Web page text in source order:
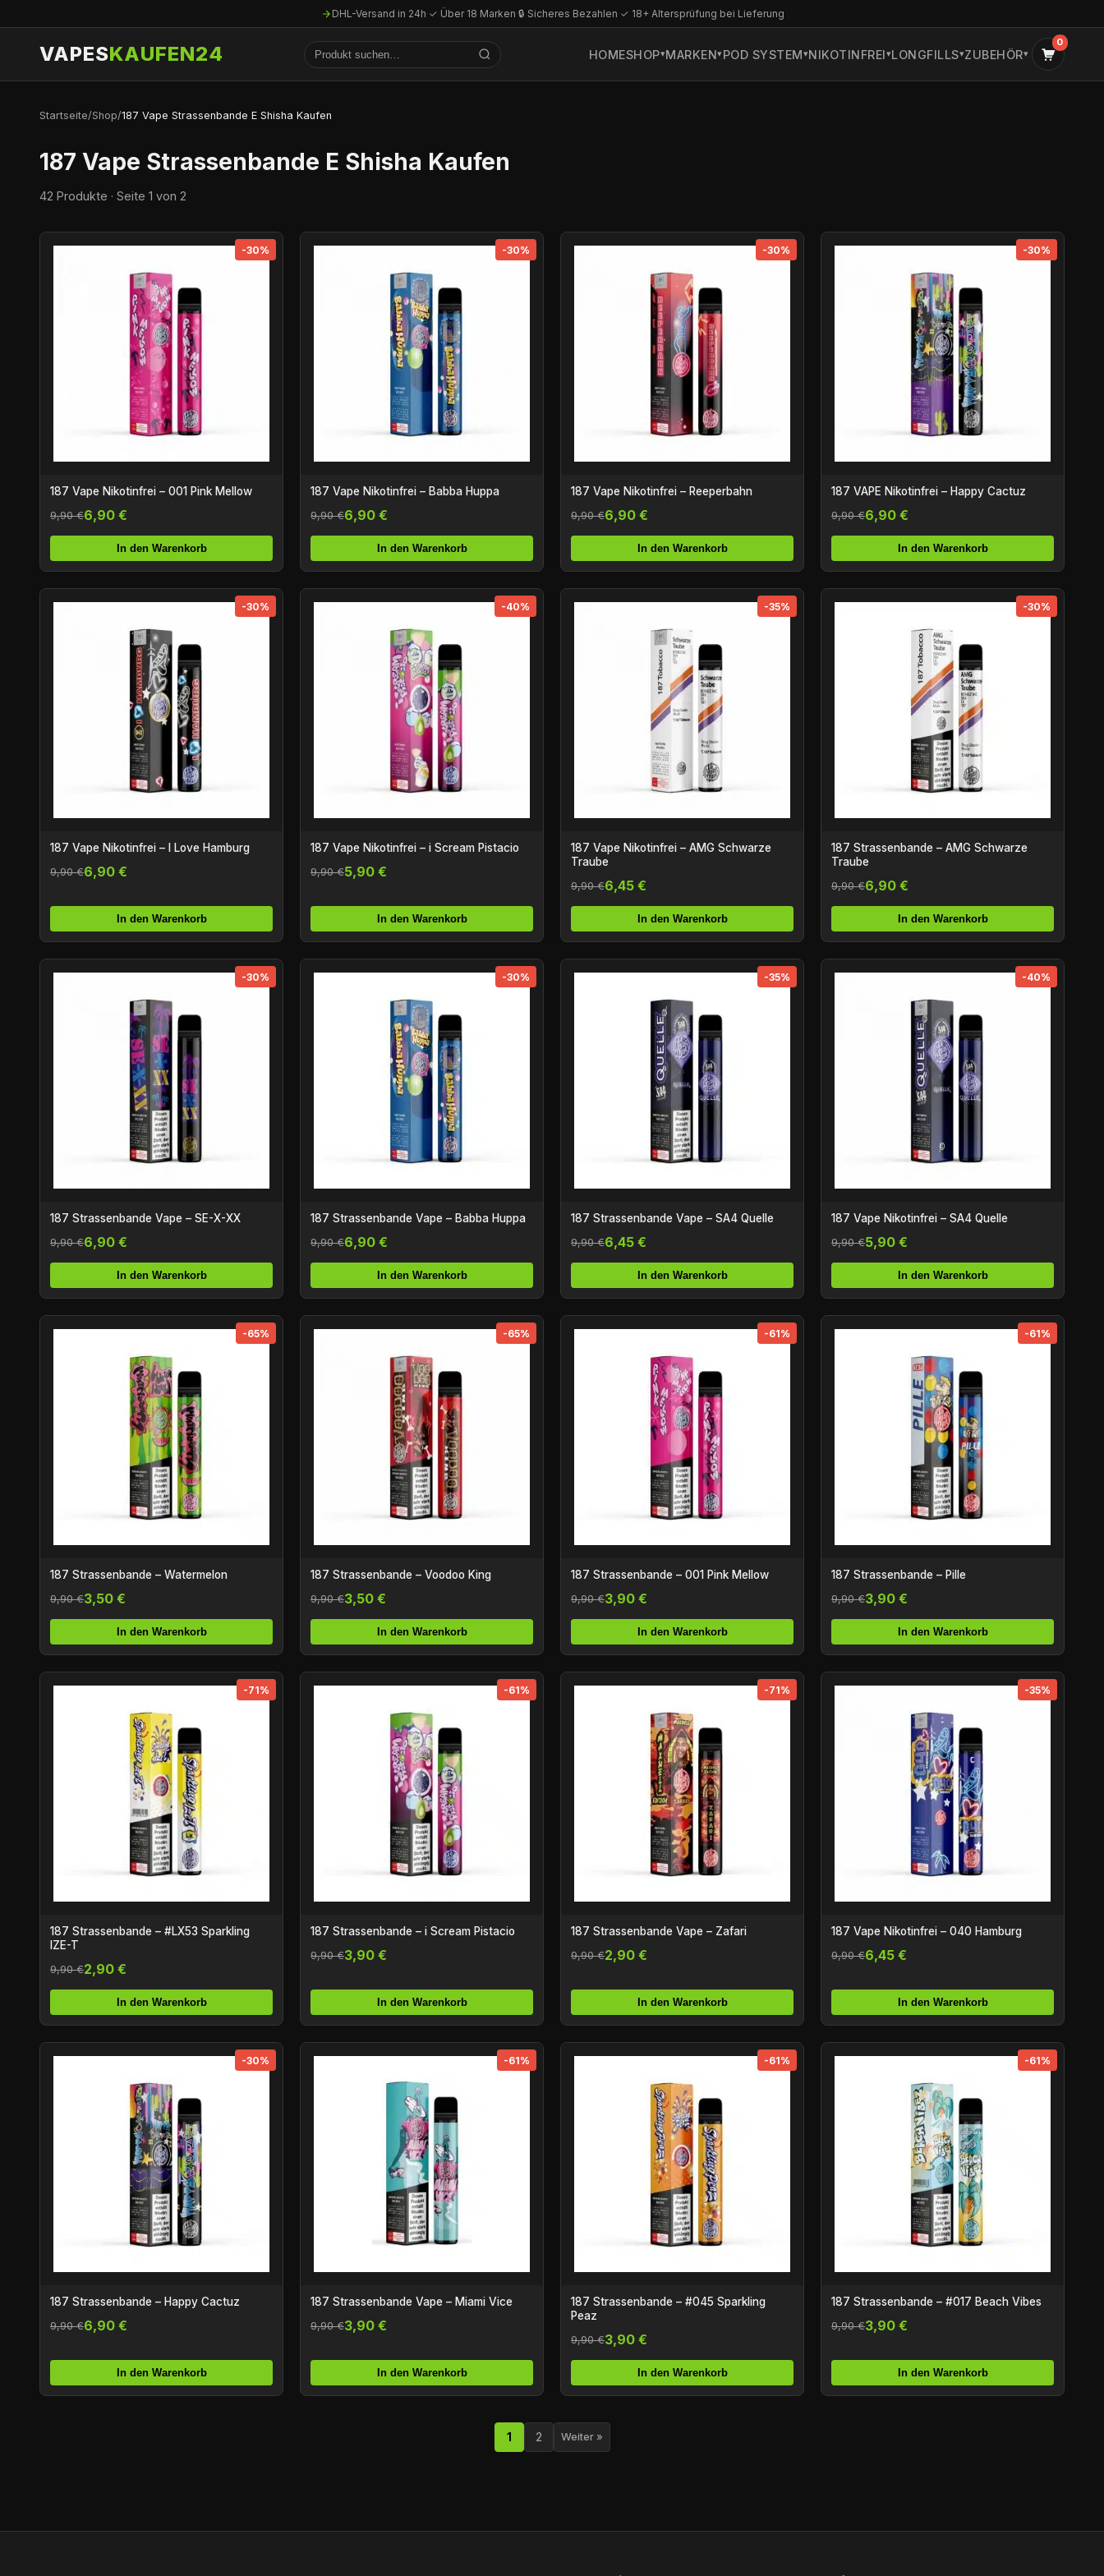
DHL-Versand in 24h·✓ Über 18 Marken·🔒 Sicheres Bezahlen·✓ 18+ Altersprüfung bei Lieferung
VAPESKAUFEN24 HOMESHOP MARKEN POD SYSTEM NIKOTINFREI LONGFILLS ZUBEHÖR
0
Startseite/Shop/187 Vape Strassenbande E Shisha Kaufen
187 Vape Strassenbande E Shisha Kaufen
42 Produkte · Seite 1 von 2
-30%
187 Vape Nikotinfrei – 001 Pink Mellow
9,90 €6,90 €
In den Warenkorb
-30%
187 Vape Nikotinfrei – Babba Huppa
9,90 €6,90 €
In den Warenkorb
-30%
187 Vape Nikotinfrei – Reeperbahn
9,90 €6,90 €
In den Warenkorb
-30%
187 VAPE Nikotinfrei – Happy Cactuz
9,90 €6,90 €
In den Warenkorb
-30%
187 Vape Nikotinfrei – I Love Hamburg
9,90 €6,90 €
In den Warenkorb
-40%
187 Vape Nikotinfrei – i Scream Pistacio
9,90 €5,90 €
In den Warenkorb
-35%
187 Vape Nikotinfrei – AMG Schwarze
Traube
9,90 €6,45 €
In den Warenkorb
-30%
187 Strassenbande – AMG Schwarze
Traube
9,90 €6,90 €
In den Warenkorb
-30%
187 Strassenbande Vape – SE-X-XX
9,90 €6,90 €
In den Warenkorb
-30%
187 Strassenbande Vape – Babba Huppa
9,90 €6,90 €
In den Warenkorb
-35%
187 Strassenbande Vape – SA4 Quelle
9,90 €6,45 €
In den Warenkorb
-40%
187 Vape Nikotinfrei – SA4 Quelle
9,90 €5,90 €
In den Warenkorb
-65%
187 Strassenbande – Watermelon
9,90 €3,50 €
In den Warenkorb
-65%
187 Strassenbande – Voodoo King
9,90 €3,50 €
In den Warenkorb
-61%
187 Strassenbande – 001 Pink Mellow
9,90 €3,90 €
In den Warenkorb
-61%
187 Strassenbande – Pille
9,90 €3,90 €
In den Warenkorb
-71%
187 Strassenbande – #LX53 Sparkling
IZE-T
9,90 €2,90 €
In den Warenkorb
-61%
187 Strassenbande – i Scream Pistacio
9,90 €3,90 €
In den Warenkorb
-71%
187 Strassenbande Vape – Zafari
9,90 €2,90 €
In den Warenkorb
-35%
187 Vape Nikotinfrei – 040 Hamburg
9,90 €6,45 €
In den Warenkorb
-30%
187 Strassenbande – Happy Cactuz
9,90 €6,90 €
In den Warenkorb
-61%
187 Strassenbande Vape – Miami Vice
9,90 €3,90 €
In den Warenkorb
-61%
187 Strassenbande – #045 Sparkling
Peaz
9,90 €3,90 €
In den Warenkorb
-61%
187 Strassenbande – #017 Beach Vibes
9,90 €3,90 €
In den Warenkorb
1 2 Weiter »